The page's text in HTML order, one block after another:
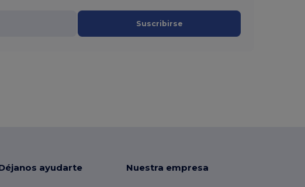
Suscribirse
ayudarte Nuestra empresa